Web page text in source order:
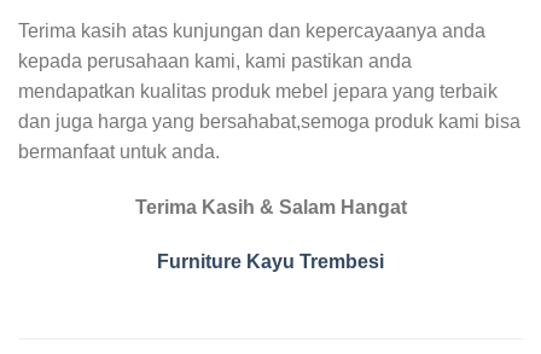
Terima kasih atas kunjungan dan kepercayaanya anda
kepada perusahaan kami, kami pastikan anda
mendapatkan kualitas produk mebel jepara yang terbaik
dan juga harga yang bersahabat,semoga produk kami bisa
bermanfaat untuk anda.
Terima Kasih & Salam Hangat
Furniture Kayu Trembesi